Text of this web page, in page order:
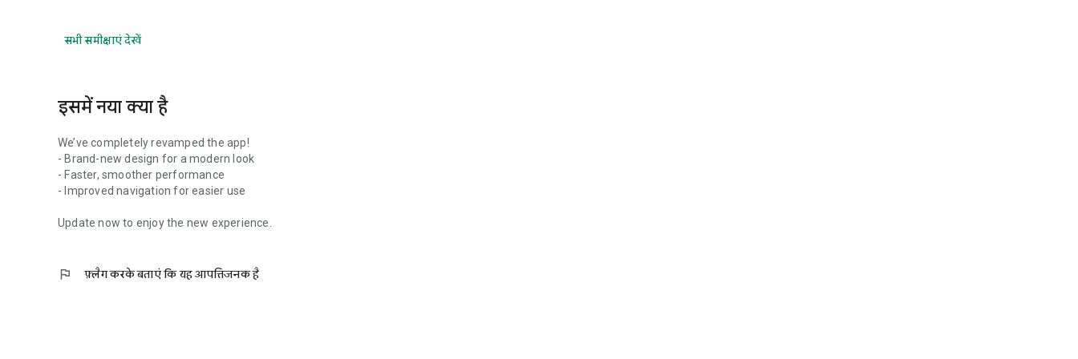
सभी समीक्षाएं देखें
इसमें नया क्या है
We’ve completely revamped the app!
- Brand-new design for a modern look
- Faster, smoother performance
- Improved navigation for easier use
Update now to enjoy the new experience.
flag फ़्लैग करके बताएं कि यह आपत्तिजनक है